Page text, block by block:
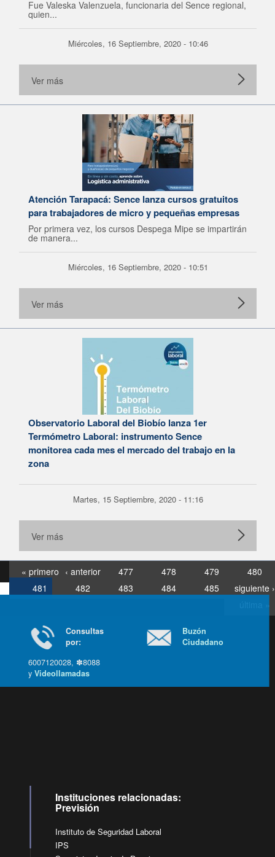
Fue Valeska Valenzuela, funcionaria del Sence regional,
quien...
Miércoles, 16 Septiembre, 2020 - 10:46
Ver más
Atención Tarapacá: Sence lanza cursos gratuitos
para trabajadores de micro y pequeñas empresas
Por primera vez, los cursos Despega Mipe se impartirán
de manera...
Miércoles, 16 Septiembre, 2020 - 10:51
Ver más
Observatorio Laboral del Biobío lanza 1er
Termómetro Laboral: instrumento Sence
monitorea cada mes el mercado del trabajo en la
zona
Martes, 15 Septiembre, 2020 - 11:16
Ver más
« primero ‹ anterior 477 478 479
480
481
482 483 484 485
siguiente ›
última »
Consultas
por:
6007120028, ✽8088
yVideollamadas
Buzón
Ciudadano
Instituciones relacionadas:
Previsión
Instituto de Seguridad Laboral
IPS